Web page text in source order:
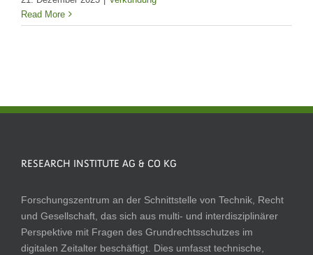
Read More
RESEARCH INSTITUTE AG & CO KG
Forschungszentrum an der Schnittstelle von Technik, Recht
und Gesellschaft, das sich aus multi- und interdisziplinärer
Perspektive mit Fragen des Grundrechtsschutzes im
digitalen Zeitalter beschäftigt. Dies umfasst technische,